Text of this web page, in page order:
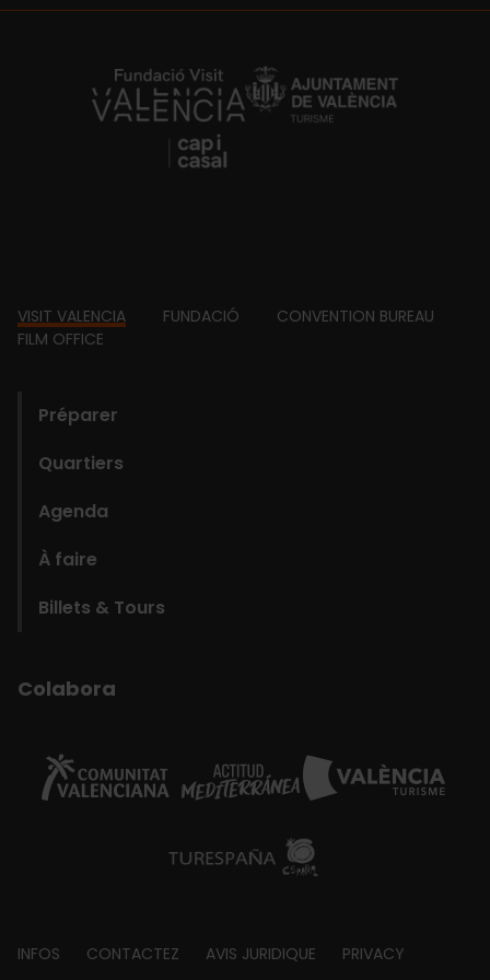
https://fundacion.visitvalencia.com/
Footer
VISIT VALENCIA FUNDACIÓ
CONVENTION BUREAU
FILM OFFICE
Préparer
Quartiers
Agenda
À faire
Billets & Tours
Colabora
Footer
INFOS CONTACTEZ AVIS JURIDIQUE PRIVACY